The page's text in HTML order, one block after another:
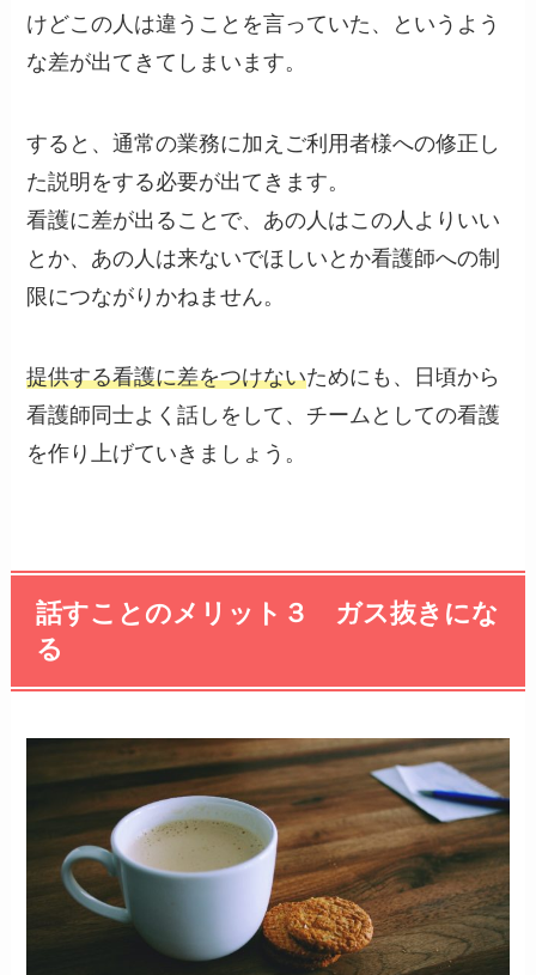
けどこの人は違うことを言っていた、というよう
な差が出てきて しまいます。
すると、通常の業務に加えご利用者様への修正し
た説明をする必要が出てきます。
看護に差が出ることで、あの人はこの人よりいい
とか、あの人は来ないでほしいとか看護師への制
限につながりかねません。
提供する看護に差をつけないためにも、日頃から
看護師同士よく話しをして、チームとしての看護
を作り上げていきましょう。
話すことのメリット３ ガス抜きにな
る